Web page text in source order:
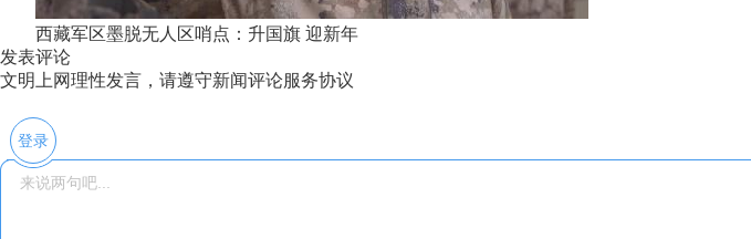
西藏军区墨脱无人区哨点：升国旗 迎新年
发表评论
文明上网理性发言，请遵守新闻评论服务协议
登录